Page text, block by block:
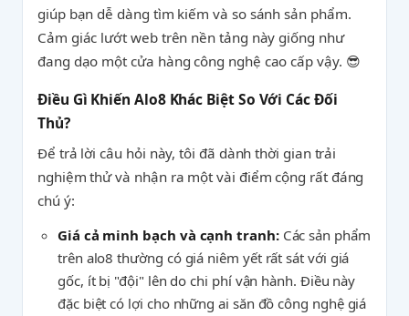
giúp bạn dễ dàng tìm kiếm và so sánh sản phẩm.
Cảm giác lướt web trên nền tảng này giống như
đang dạo một cửa hàng công nghệ cao cấp vậy. 😎
Điều Gì Khiến Alo8 Khác Biệt So Với Các Đối
Thủ?
Để trả lời câu hỏi này, tôi đã dành thời gian trải
nghiệm thử và nhận ra một vài điểm cộng rất đáng
chú ý:
Giá cả minh bạch và cạnh tranh:Các sản phẩm
trên alo8 thường có giá niêm yết rất sát với giá
gốc, ít bị "đội" lên do chi phí vận hành. Điều này
đặc biệt có lợi cho những ai săn đồ công nghệ giá